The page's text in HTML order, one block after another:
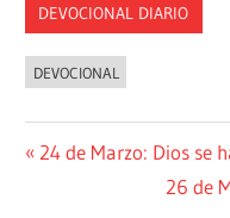
DEVOCIONAL DIARIO
DEVOCIONAL
Navegación
Entrada
24 de Marzo: Dios se
26 de